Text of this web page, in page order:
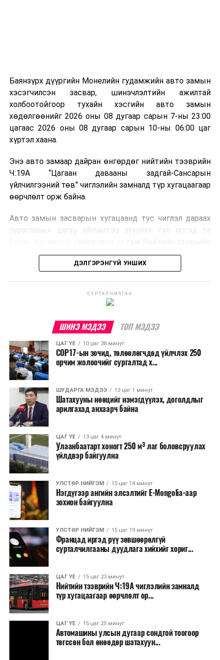
болон дулааны эрчим хүч үйлдвэрлэхэд ашиглаж
болдог. Зарим технологийн хувьд шаталтын дараа
үлдэх үнснээс фосфор зэрэг ашигт эрдсийг сэргээн
авах боломжтой аж.
Япон, Герман, Швейцар, Нидерланд, Өмнөд Солонгос
зэрэг улс лаг хатаах, шатаах технологийг ашиглаж
байна. Тухайлбал, Германд лаг шатаах үйлдвэрээс
гарсан үнснээс фосфор сэргээн авах технологи
ашигладаг бол Нидерландад төвлөрсөн лаг
боловсруулах үйлдвэрүүдээр дулаан, цахилгаан
Ийнхүү лаг хатаах, шатаах технологийг лагийн
улсад өргөн ашиглаж байна.
Баянзүрх дүүргийн Монелийн гудамжийн авто замын
хэсэгчилсэн засвар, шинэчлэлтийн ажилтай
холбоотойгоор тухайн хэсгийн авто замын
хөдөлгөөнийг 2026 оны 08 дугаар сарын 7-ны 23:00
цагаас 2026 оны 08 дугаар сарын 10-ны 06:00 цаг
хүртэл хаана.
Энэ авто замаар дайран өнгөрдөг нийтийн тээврийн
Ч:19А “Цагаан давааны задгай-Сансарын
үйлчилгээний төв” чиглэлийн замналд түр хугацаагаар
өөрчлөлт орж байна.
Авто замын засварын хугацаанд тус чиглэл дараах
зураглалын дагуу үйлчилгээ үзүүлэх тул иргэд та
бодлогын газраас мэдээллээ.
ДЭЛГЭРЭНГҮЙ УНШИХ
СУРТАЛЧИЛГАА
ШИНЭ МЭДЭЭ ТОП МЭДЭЭ
ЦАГ ҮЕ 10 цаг 38 минут
COP17-ын зочид, төлөөлөгчдөд үйлчлэх 250
орчим жолоочийг сургалтад х...
ШУДАРГА МЭДЭЭ 13 цаг 1 минут
Шатахууны нөөцийг нэмэгдүүлэх, доголдлыг
арилгахад анхаарч байна
ЦАГ ҮЕ 13 цаг 4 минут
Улаанбаатарт хоногт 250 м³ лаг боловсруулах
үйлдвэр байгуулна
УЛСТӨР НИЙГЭМ 15 цаг 14 минут
Нэгдүгээр ангийн элсэлтийг E-Mongolia-аар
зохион байгуулна
УЛСТӨР НИЙГЭМ 15 цаг 19 минут
Францад иргэд рүү зөвшөөрөлгүй
сурталчилгааны дуудлага хийхийг хориг...
ЦАГ ҮЕ 15 цаг 23 минут
Нийтийн тээврийн Ч:19А чиглэлийн замналд
түр хугацаагаар өөрчлөлт ор...
ЦАГ ҮЕ 15 цаг 25 минут
Автомашины улсын дугаар сондгой тоогоор
төгссөн бол өнөөдөр шатахуун...